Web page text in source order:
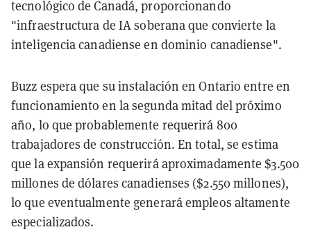
tecnológico de Canadá, proporcionando
"infraestructura de IA soberana que convierte la
inteligencia canadiense en dominio canadiense".
Buzz espera que su instalación en Ontario entre en
funcionamiento en la segunda mitad del próximo
año, lo que probablemente requerirá 800
trabajadores de construcción. En total, se estima
que la expansión requerirá aproximadamente $3.500
millones de dólares canadienses ($2.550 millones),
lo que eventualmente generará empleos altamente
especializados.